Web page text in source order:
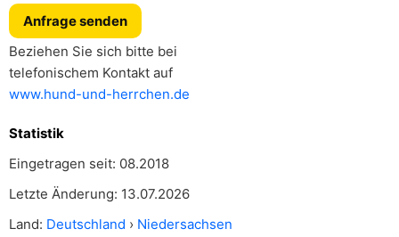
Anfrage senden
Beziehen Sie sich bitte bei
telefonischem Kontakt auf
www.hund-und-herrchen.de
Statistik
Eingetragen seit: 08.2018
Letzte Änderung: 13.07.2026
Land: Deutschland › Niedersachsen